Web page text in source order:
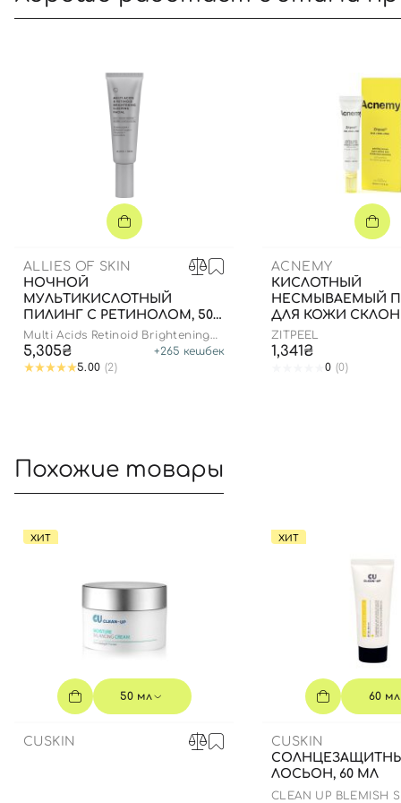
ALLIES OF SKIN
НОЧНОЙ
МУЛЬТИКИСЛОТНЫЙ
ПИЛИНГ С РЕТИНОЛОМ, 50
МЛ
Multi Acids Retinoid Brightening
Sleeping Facial
5,305₴ +265 кешбек
5.00 (2)
ACNEMY
КИСЛОТНЫЙ
НЕСМЫВАЕМЫЙ
ДЛЯ КОЖИ
АКНЕ, 40 МЛ
ZITPEEL
1,341₴
0 (0)
Похожие товары
ХИТ
50 мл
CUSKIN
ХИТ
60 мл
CUSKIN
ЛОСЬОН, 60 МЛ
CLEAN UP BLEMISH